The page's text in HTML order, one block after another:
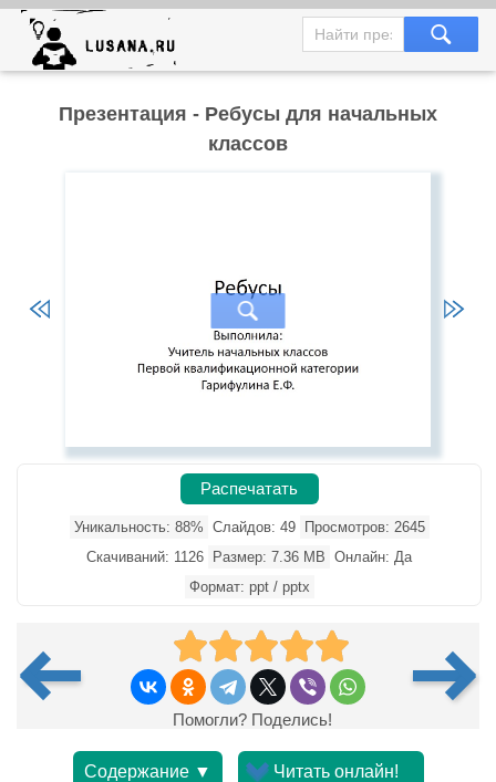
Презентация - Ребусы для начальных
классов
Распечатать
Уникальность: 88% Слайдов: 49
Просмотров: 2645
Скачиваний: 1126
Размер: 7.36 MB Онлайн: Да
Формат: ppt / pptx
Помогли? Поделись!
Содержание ▼ Читать онлайн!